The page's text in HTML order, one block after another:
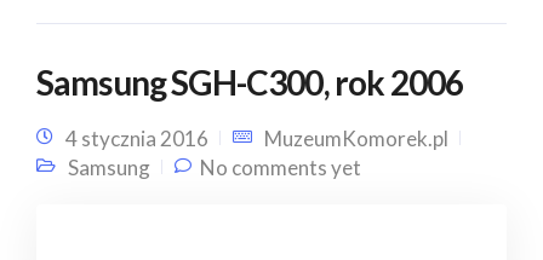
Samsung SGH-C300, rok 2006
4 stycznia 2016
MuzeumKomorek.pl
Samsung
No comments yet